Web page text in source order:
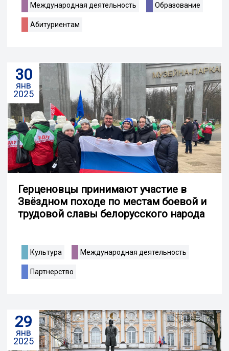
Международная деятельность Образование
Абитуриентам
30
янв
2025
Герценовцы принимают участие в
Звёздном походе по местам боевой и
трудовой славы белорусского народа
Культура Международная деятельность
Партнерство
29
янв
2025